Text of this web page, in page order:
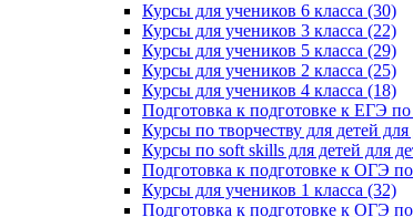
Курсы для учеников 6 класса (30)
Курсы для учеников 3 класса (22)
Курсы для учеников 5 класса (29)
Курсы для учеников 2 класса (25)
Курсы для учеников 4 класса (18)
Подготовка к подготовке к ЕГЭ
Курсы по творчеству для детей для
Курсы по soft skills для детей для
Подготовка к подготовке к ОГЭ
Курсы для учеников 1 класса (32)
Подготовка к подготовке к ОГЭ